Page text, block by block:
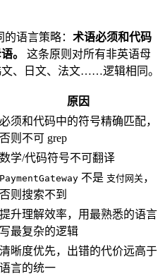
语言策略： 术语必须和代码
。
这条原则对所有非英语母
、日文、法文……逻辑相同。
原因
必须和代码中的符号精确匹配，
否则不可 grep
数学/代码符号不可翻译
PaymentGateway 不是 支付网关，
否则搜索不到
提升理解效率，用最熟悉的语言
写最复杂的逻辑
清晰度优先，出错的代价远高于
语言的统一